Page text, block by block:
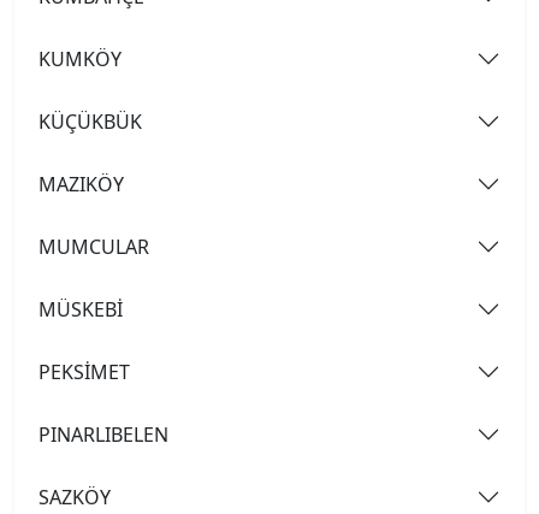
KUMKÖY
KÜÇÜKBÜK
MAZIKÖY
MUMCULAR
MÜSKEBİ
PEKSİMET
PINARLIBELEN
SAZKÖY